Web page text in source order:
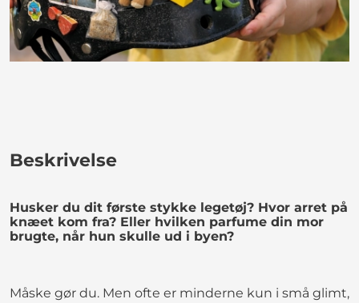
Beskrivelse
Husker du dit første stykke legetøj? Hvor arret på
knæet kom fra? Eller hvilken parfume din mor
brugte, når hun skulle ud i byen?
Måske gør du. Men ofte er minderne kun i små glimt,